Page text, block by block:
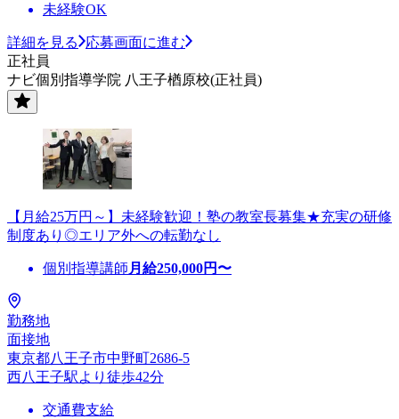
未経験OK
詳細を見る
応募画面に進む
正社員
ナビ個別指導学院 八王子楢原校(正社員)
【月給25万円～】未経験歓迎！塾の教室長募集★充実の研修
制度あり◎エリア外への転勤なし
個別指導講師 月給250,000円〜
勤務地
面接地
東京都八王子市中野町2686-5
西八王子駅より徒歩42分
交通費支給